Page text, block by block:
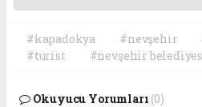
#kapadokya #nevşehir
#turist
#nevşehir
Okuyucu Yorumları (0)